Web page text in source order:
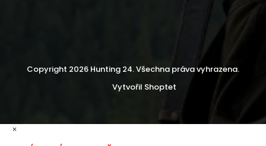
Vytvořil Shoptet
Copyright 2026 Hunting 24. Všechna práva vyhrazena.
×